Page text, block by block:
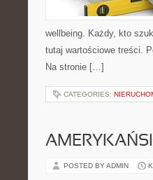
wellbeing. Każdy, kto
tutaj wartościowe treści.
Na stronie […]
CATEGORIES:
POSTED BY ADMIN